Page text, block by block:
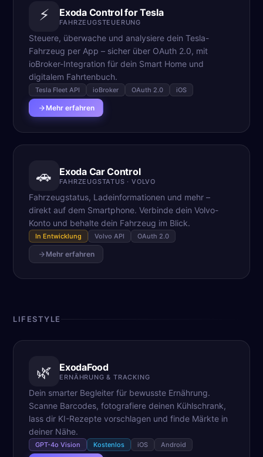
⚡ Exoda Control for Tesla
FAHRZEUGSTEUERUNG
Steuere, überwache und analysiere dein Tesla-
Fahrzeug per App – sicher über OAuth 2.0, mit
ioBroker-Integration für dein Smart Home und
digitalem Fahrtenbuch.
Tesla Fleet API ioBroker OAuth 2.0 iOS
Mehr erfahren
🚗 Exoda Car Control
FAHRZEUGSTATUS · VOLVO
Fahrzeugstatus, Ladeinformationen und mehr –
direkt auf dem Smartphone. Verbinde dein Volvo-
Konto und behalte dein Fahrzeug im Blick.
In Entwicklung Volvo API OAuth 2.0
Mehr erfahren
LIFESTYLE
🌿 ExodaFood
ERNÄHRUNG & TRACKING
Dein smarter Begleiter für bewusste Ernährung.
Scanne Barcodes, fotografiere deinen Kühlschrank,
lass dir KI-Rezepte vorschlagen und finde Märkte in
deiner Nähe.
GPT-4o Vision Kostenlos iOS Android